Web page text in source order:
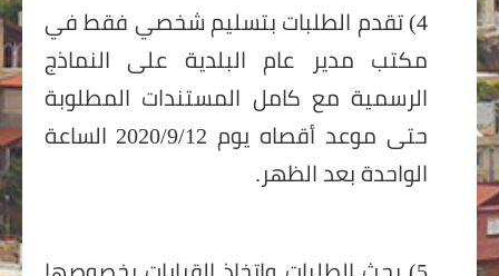
4) تقدم الطلبات بتسليم شخصي فقط في
مكتب مدير عام البلدية على النماذج
الرسمية مع كامل المستندات المطلوبة
حتى موعد أقصاه يوم 2020/9/12 الساعة
الواحدة بعد الظهر.